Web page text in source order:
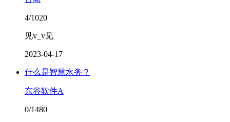
4/1020
见v_v见
2023-04-17
什么是智慧水务？
东谷软件A
0/1480